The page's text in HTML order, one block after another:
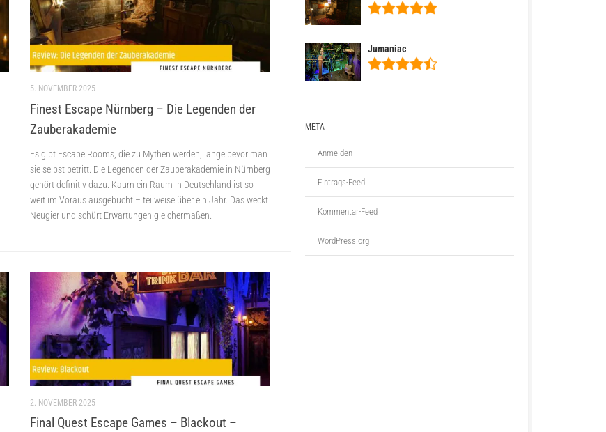
5. NOVEMBER 2025
Finest Escape Nürnberg – Die Legenden der
Zauberakademie
Es gibt Escape Rooms, die zu Mythen werden, lange bevor man
sie selbst betritt. Die Legenden der Zauberakademie in Nürnberg
gehört definitiv dazu. Kaum ein Raum in Deutschland ist so
weit im Voraus ausgebucht – teilweise über ein Jahr. Das weckt
Neugier und schürt Erwartungen gleichermaßen.
2. NOVEMBER 2025
Final Quest Escape Games – Blackout –
Jumaniac
META
Anmelden
Eintrags-Feed
Kommentar-Feed
WordPress.org